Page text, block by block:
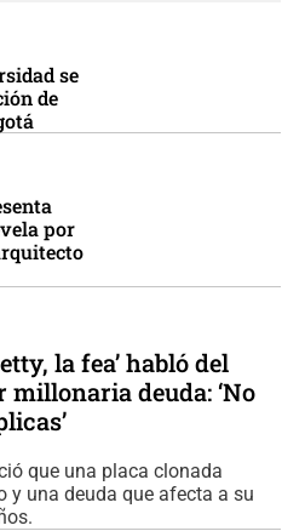
se
de
por
la fea’ habló del
deuda: ‘No
que una placa clonada
y una deuda que afecta a su